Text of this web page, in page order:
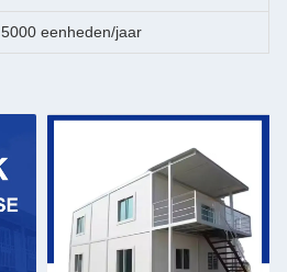
5000 eenheden/jaar